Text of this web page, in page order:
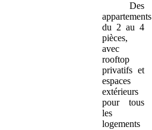
Des
appartements
du 2 au 4
pièces,
avec
rooftop
privatifs et
espaces
extérieurs
pour tous
les
logements